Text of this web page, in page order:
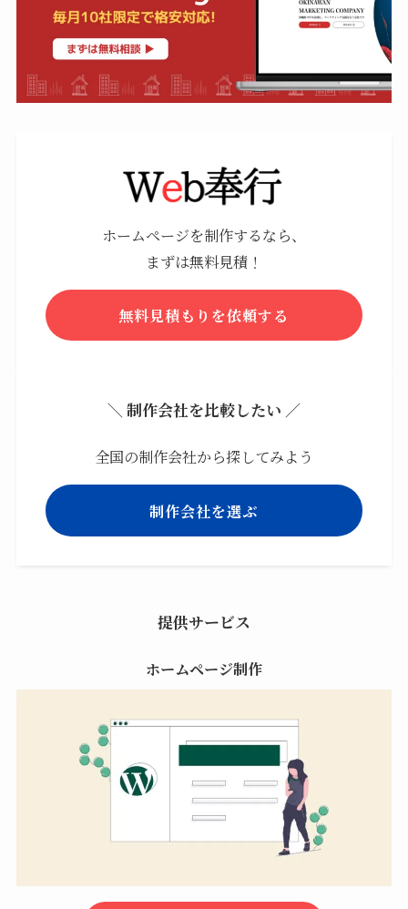
ホームページを制作するなら、
まずは無料見積！
無料見積もりを依頼する
＼ 制作会社を比較したい ／
全国の制作会社から探してみよう
制作会社を選ぶ
提供サービス
ホームページ制作